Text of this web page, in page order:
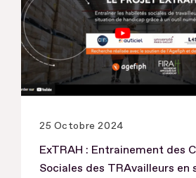
25 Octobre 2024
ExTRAH : Entrainement des
Sociales des TRAvailleurs en